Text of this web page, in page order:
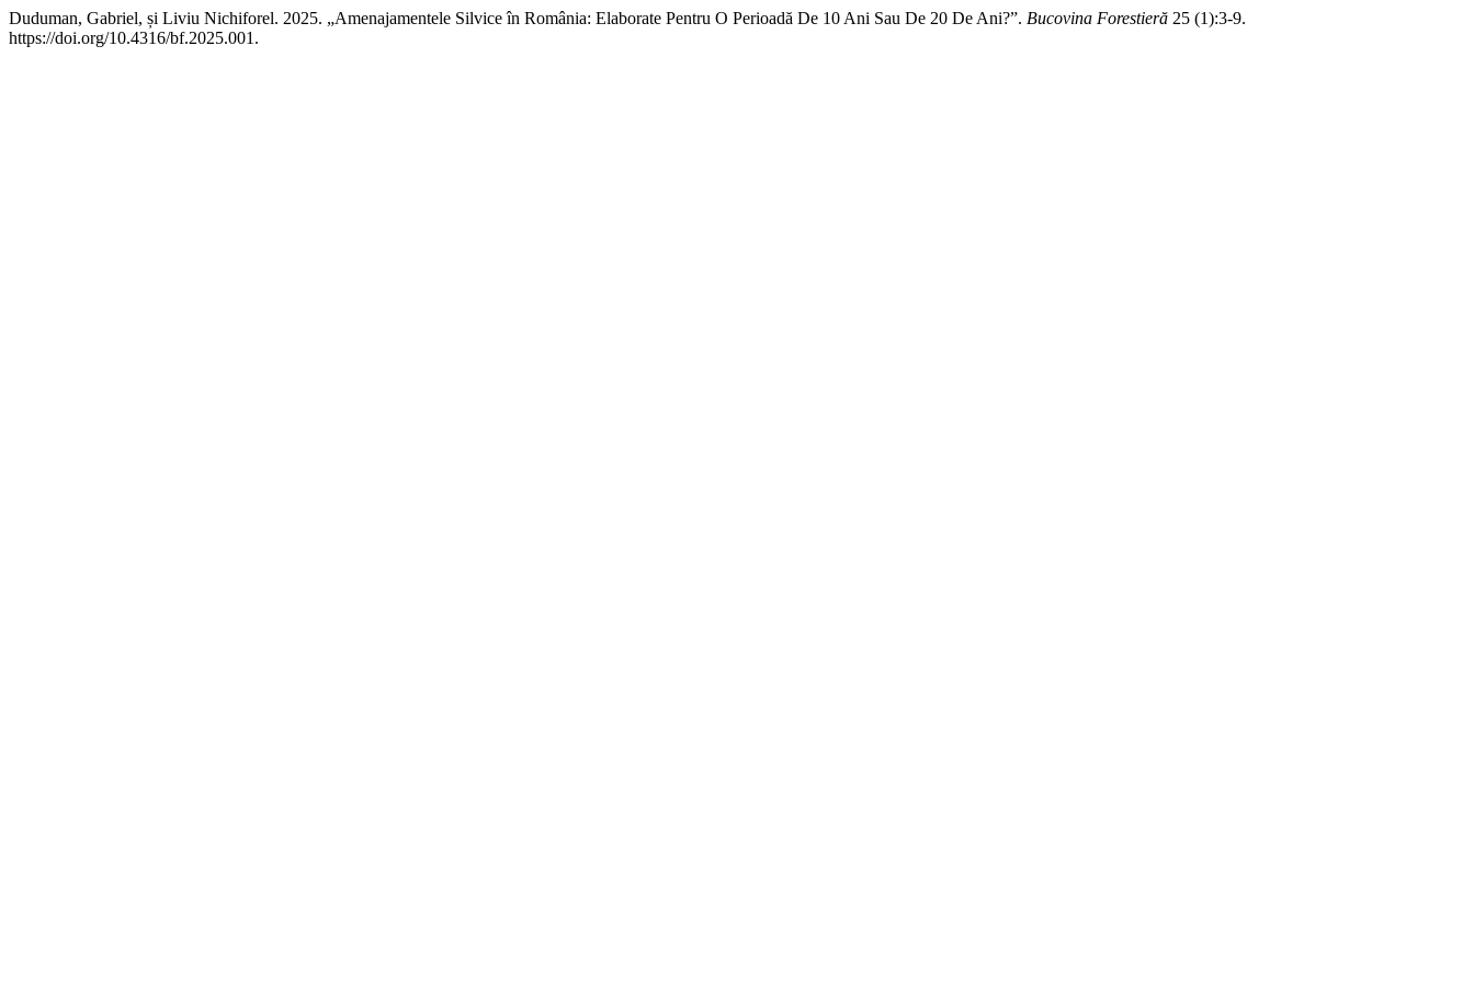
Duduman, Gabriel, și Liviu Nichiforel. 2025. „Amenajamentele Silvice în România: Elaborate Pentru O Perioadă De 10 Ani Sau De 20 De Ani?”. Bucovina Forestieră 25 (1):3-9.
https://doi.org/10.4316/bf.2025.001.